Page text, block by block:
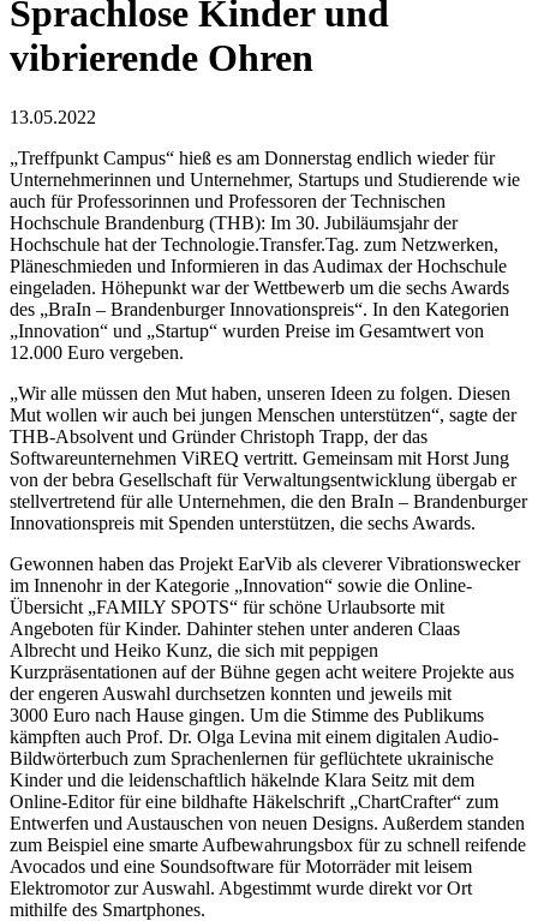
Sprachlose Kinder und
vibrierende Ohren
13.05.2022
„Treffpunkt Campus“ hieß es am Donnerstag endlich wieder für
Unternehmerinnen und Unternehmer, Startups und Studierende wie
auch für Professorinnen und Professoren der Technischen
Hochschule Brandenburg (THB): Im 30. Jubiläumsjahr der
Hochschule hat der Technologie.Transfer.Tag. zum Netzwerken,
Pläneschmieden und Informieren in das Audimax der Hochschule
eingeladen. Höhepunkt war der Wettbewerb um die sechs Awards
des „BraIn – Brandenburger Innovationspreis“. In den Kategorien
„Innovation“ und „Startup“ wurden Preise im Gesamtwert von
12.000 Euro vergeben.
„Wir alle müssen den Mut haben, unseren Ideen zu folgen. Diesen
Mut wollen wir auch bei jungen Menschen unterstützen“, sagte der
THB-Absolvent und Gründer Christoph Trapp, der das
Softwareunternehmen ViREQ vertritt. Gemeinsam mit Horst Jung
von der bebra Gesellschaft für Verwaltungsentwicklung übergab er
stellvertretend für alle Unternehmen, die den BraIn – Brandenburger
Innovationspreis mit Spenden unterstützen, die sechs Awards.
Gewonnen haben das Projekt EarVib als cleverer Vibrationswecker
im Innenohr in der Kategorie „Innovation“ sowie die Online-
Übersicht „FAMILY SPOTS“ für schöne Urlaubsorte mit
Angeboten für Kinder. Dahinter stehen unter anderen Claas
Albrecht und Heiko Kunz, die sich mit peppigen
Kurzpräsentationen auf der Bühne gegen acht weitere Projekte aus
der engeren Auswahl durchsetzen konnten und jeweils mit
3000 Euro nach Hause gingen. Um die Stimme des Publikums
kämpften auch Prof. Dr. Olga Levina mit einem digitalen Audio-
Bildwörterbuch zum Sprachenlernen für geflüchtete ukrainische
Kinder und die leidenschaftlich häkelnde Klara Seitz mit dem
Online-Editor für eine bildhafte Häkelschrift „ChartCrafter“ zum
Entwerfen und Austauschen von neuen Designs. Außerdem standen
zum Beispiel eine smarte Aufbewahrungsbox für zu schnell reifende
Avocados und eine Soundsoftware für Motorräder mit leisem
Elektromotor zur Auswahl. Abgestimmt wurde direkt vor Ort
mithilfe des Smartphones.